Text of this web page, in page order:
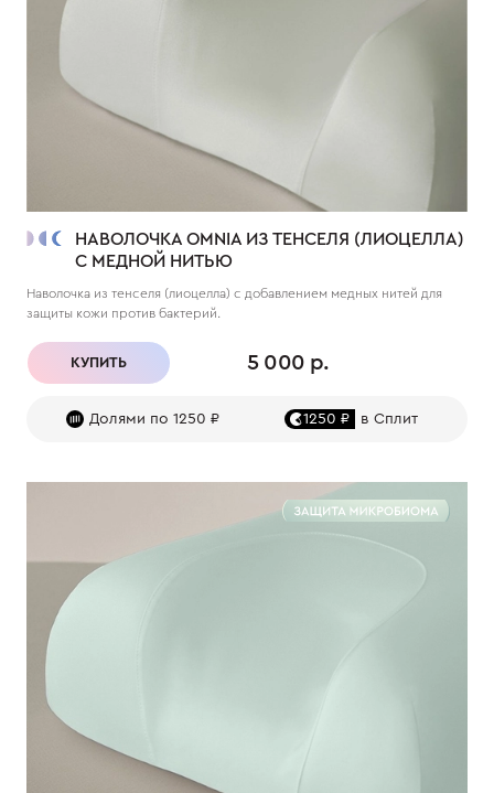
НАВОЛОЧКА OMNIA ИЗ ТЕНСЕЛЯ (ЛИОЦЕЛЛА)
С МЕДНОЙ НИТЬЮ
Наволочка из тенселя (лиоцелла) с добавлением медных нитей для
защиты кожи против бактерий.
КУПИТЬ 5 000 р.
Долями по 1250 ₽ 1250 ₽ в Сплит